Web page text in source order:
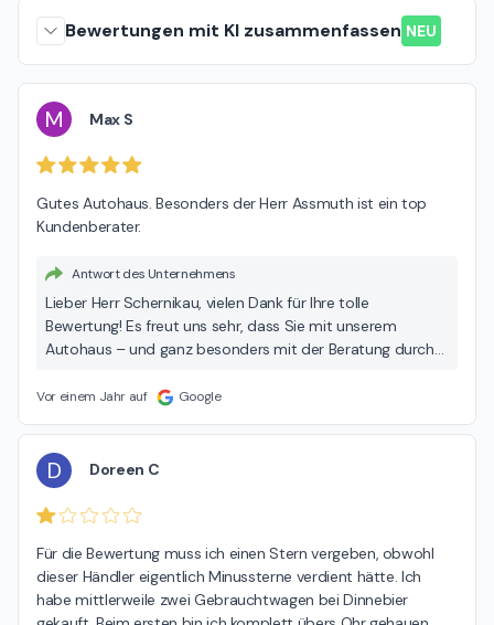
Bewertungen mit KI zusammenfassen NEU
M Max S
Gutes Autohaus. Besonders der Herr Assmuth ist ein top
Kundenberater.
Antwort des Unternehmens
Lieber Herr Schernikau, vielen Dank für Ihre tolle
Bewertung! Es freut uns sehr, dass Sie mit unserem
Autohaus – und ganz besonders mit der Beratung durch
natürlich sehr gern weiter. Wir freuen uns auf Ihren
gute Fahrt! Ihr Team vom Autohaus Dinnebier Ford-Store
– Berlin Siegfriedstraße
Vor einem Jahr auf Google
D Doreen C
Für die Bewertung muss ich einen Stern vergeben, obwohl
dieser Händler eigentlich Minussterne verdient hätte. Ich
habe mittlerweile zwei Gebrauchtwagen bei Dinnebier